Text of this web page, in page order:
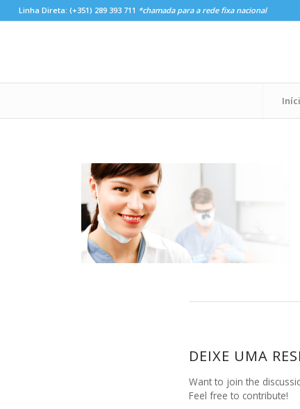
Linha Direta: (+351) 289 393 711 *chamada para a rede fixa nacional
DEIXE UMA
Want to join the
Feel free to contribute!